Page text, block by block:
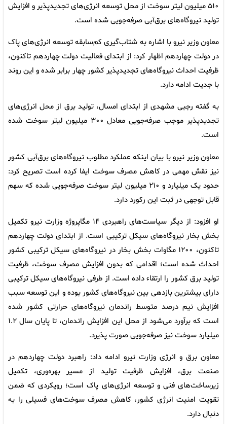
۵۱۰ میلیون لیتر سوخت از محل توسعه انرژی‌های تجدیدپذیر و افزایش
تولید نیروگاه‌های برق‌آبی صرفه‌جویی شده است.
معاون وزیر نیرو با اشاره به شتاب‌گیری کم‌سابقه توسعه انرژی‌های پاک
در دولت چهاردهم اظهار کرد: از ابتدای فعالیت دولت چهاردهم تاکنون،
ظرفیت احداث نیروگاه‌های تجدیدپذیر کشور چهار برابر شده و این روند
با جدیت ادامه دارد.
به گفته رجبی مشهدی از ابتدای امسال، تولید برق از محل انرژی‌های
تجدیدپذیر موجب صرفه‌جویی معادل ۳۰۰ میلیون لیتر سوخت شده
است.
معاون وزیر نیرو با بیان اینکه عملکرد مطلوب نیروگاه‌های برق‌آبی کشور
نیز نقش مهمی در کاهش مصرف سوخت ایفا کرده است تصریح کرد:
حدود یک میلیارد و ۲۱۰ میلیون لیتر سوخت صرفه‌جویی شده که سهم
قابل توجهی در ثبت این رکورد دارد.
او افزود: از دیگر سیاست‌های راهبردی ۱۴ مگاپروژه وزارت نیرو تکمیل
بخش بخار نیروگاه‌های سیکل ترکیبی است. از ابتدای دولت چهاردهم
تاکنون، ۱۲۰۰ مگاوات بخش بخار در نیروگاه‌های سیکل ترکیبی کشور
احداث شده است؛ اقدامی که بدون افزایش مصرف سوخت، ظرفیت
تولید برق کشور را ارتقاء داده است. از طرفی نیروگاه‌های سیکل ترکیبی
دارای بیشترین بازدهی بین نیروگاه‌های کشور بوده و این توسعه سبب
افزایش نیم درصد متوسط راندمان نیروگاه‌های حرارتی کشور شده
است که برآورد می‌شود از محل این افزایش راندمان، تا پایان سال ۱.۲
میلیارد سوخت نیز صرفه‌جویی صورت پذیرد.
معاون برق و انرژی وزارت نیرو ادامه داد: راهبرد دولت چهاردهم در
صنعت برق، افزایش ظرفیت تولید از مسیر بهره‌وری، تکمیل
زیرساخت‌های فنی و توسعه انرژی‌های پاک است؛ رویکردی که ضمن
تقویت امنیت انرژی کشور، کاهش مصرف سوخت‌های فسیلی را به
دنبال دارد.